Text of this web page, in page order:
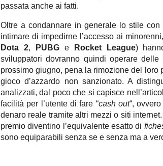
passata anche ai fatti.
Oltre a condannare in generale lo stile
intimare di impedirne l’accesso ai
Dota 2, PUBGe Rocket League)
sviluppatori dovranno quindi operare
prossimo giugno, pena la rimozione del loro
gioco d’azzardo non sanzionato. A
analizzati, dal poco che si capisce
facilità per l’utente di fare “cash out“,
denaro reale tramite altri mezzi o siti
premio diventino l’equivalente esatto di
sono equiparabili senza se e senza ma a